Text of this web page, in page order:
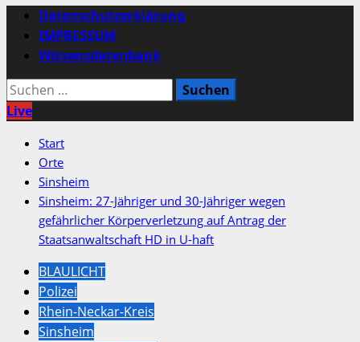
Primäres
Menü
Datenschutzerklärung
IMPRESSUM
Wissensdatenbank
Suchen
nach:
Live
Start
Orte
Sinsheim
Sinsheim: 27-Jähriger und 30-Jähriger wegen
gefährlicher Körperverletzung auf Antrag der
Staatsanwaltschaft HD in U-haft
BLAULICHT
Polizei
Rhein-Neckar-Kreis
Sinsheim